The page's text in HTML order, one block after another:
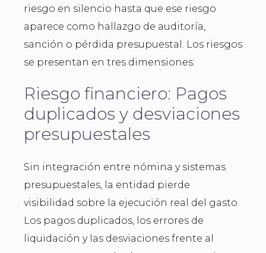
riesgo en silencio hasta que ese riesgo
aparece como hallazgo de auditoría,
sanción o pérdida presupuestal. Los riesgos
se presentan en tres dimensiones:
Riesgo financiero: Pagos
duplicados y desviaciones
presupuestales
Sin integración entre nómina y sistemas
presupuestales, la entidad pierde
visibilidad sobre la ejecución real del gasto.
Los pagos duplicados, los errores de
liquidación y las desviaciones frente al